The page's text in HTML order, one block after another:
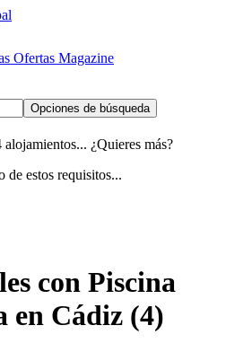
Ofertas Magazine
Opciones de búsqueda
¿Quieres más?
de estos requisitos...
con Piscina
en Cádiz (4)